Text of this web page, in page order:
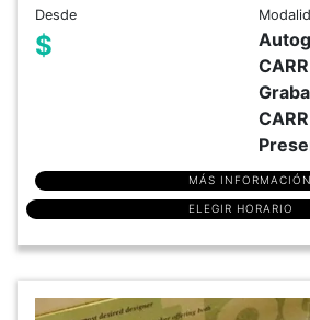
Desde
$
MÁS INFORMACIÓN
ELEGIR HORARIO